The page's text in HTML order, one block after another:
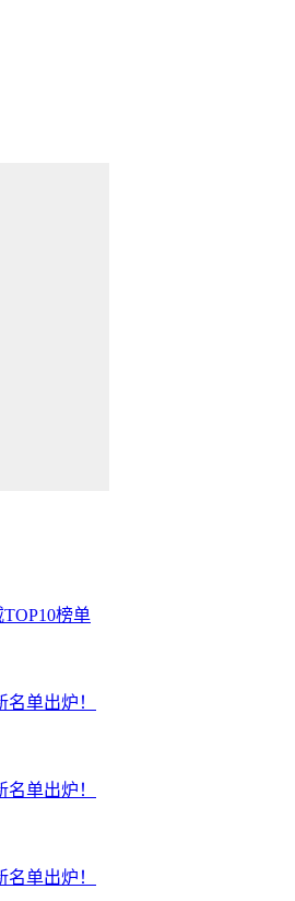
榜单
单出炉！
单出炉！
单出炉！